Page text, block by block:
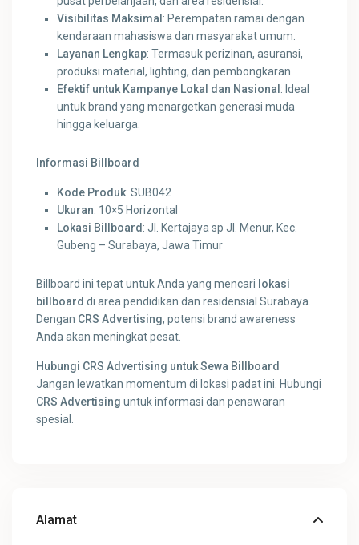
Visibilitas Maksimal : Perempatan ramai dengan
kendaraan mahasiswa dan masyarakat umum.
Layanan Lengkap: Termasuk perizinan, asuransi,
produksi material, lighting, dan pembongkaran.
Efektif untuk Kampanye Lokal dan Nasional : Ideal
untuk brand yang menargetkan generasi muda
hingga keluarga.
Informasi Billboard
Kode Produk: SUB042
Ukuran: 10×5 Horizontal
Lokasi Billboard : Jl. Kertajaya sp Jl. Menur, Kec.
Gubeng – Surabaya, Jawa Timur
Billboard ini tepat untuk Anda yang mencari lokasi
billboard di area pendidikan dan residensial Surabaya.
Dengan CRS Advertising, potensi brand awareness
Anda akan meningkat pesat.
Hubungi CRS Advertising untuk Sewa Billboard
Jangan lewatkan momentum di lokasi padat ini. Hubungi
CRS Advertising untuk informasi dan penawaran
spesial.
Alamat